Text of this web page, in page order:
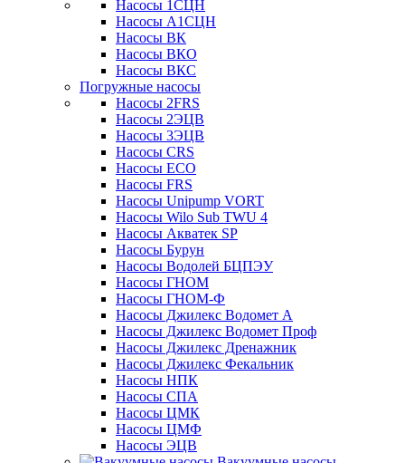
Насосы 1СЦН
Насосы А1СЦН
Насосы ВК
Насосы ВКО
Насосы ВКС
Погружные насосы
Насосы 2FRS
Насосы 2ЭЦВ
Насосы 3ЭЦВ
Насосы CRS
Насосы ECO
Насосы FRS
Насосы Unipump VORT
Насосы Wilo Sub TWU 4
Насосы Акватек SP
Насосы Бурун
Насосы Водолей БЦПЭУ
Насосы ГНОМ
Насосы ГНОМ-Ф
Насосы Джилекс Водомет А
Насосы Джилекс Водомет Проф
Насосы Джилекс Дренажник
Насосы Джилекс Фекальник
Насосы НПК
Насосы СПА
Насосы ЦМК
Насосы ЦМФ
Насосы ЭЦВ